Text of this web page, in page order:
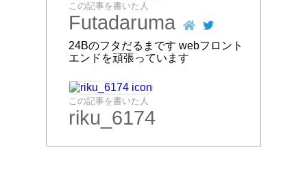
この記事を書いた人
Futadaruma
24Bのフタだるまです webフロント
エンドを頑張っています
この記事を書いた人
riku_6174